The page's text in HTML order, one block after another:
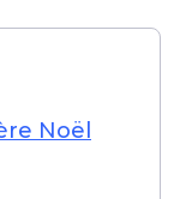
Noël